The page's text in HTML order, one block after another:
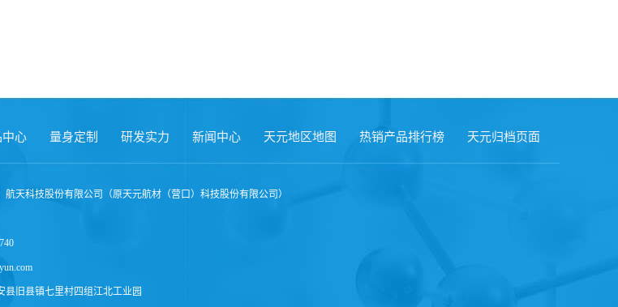
中心 量身定制 研发实力 新闻中心 天元地区地图 热销产品排行榜 天元归档页面
天科技股份有限公司（原天元航材（营口）科技股份有限公司）
县旧县镇七里村四组江北工业园